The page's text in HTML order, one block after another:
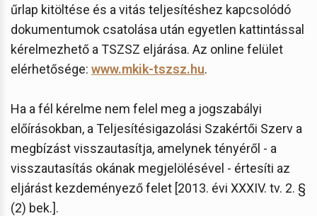
űrlap kitöltése és a vitás teljesítéshez kapcsolódó
dokumentumok csatolása után egyetlen kattintással
kérelmezhető a TSZSZ eljárása. Az online felület
elérhetősége: www.mkik-tszsz.hu.
Ha a fél kérelme nem felel meg a jogszabályi
előírásokban, a Teljesítésigazolási Szakértői Szerv a
megbízást visszautasítja, amelynek tényéről - a
visszautasítás okának megjelölésével - értesíti az
eljárást kezdeményező felet [2013. évi XXXIV. tv. 2. §
(2) bek.].